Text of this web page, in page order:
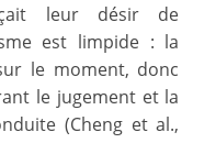
leur désir de
est limpide : la
le moment, donc
le jugement et la
(Cheng et al.,